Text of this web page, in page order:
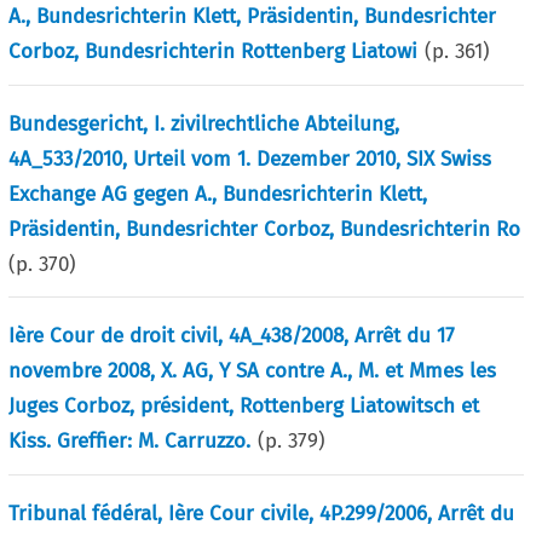
A., Bundesrichterin Klett, Präsidentin, Bundesrichter
Corboz, Bundesrichterin Rottenberg Liatowi (p.361)
Bundesgericht, I. zivilrechtliche Abteilung,
4A_533/2010, Urteil vom 1. Dezember 2010, SIX Swiss
Exchange AG gegen A., Bundesrichterin Klett,
Präsidentin, Bundesrichter Corboz, Bundesrichterin Ro
(p.370)
Ière Cour de droit civil, 4A_438/2008, Arrêt du 17
novembre 2008, X. AG, Y SA contre A., M. et Mmes les
Juges Corboz, président, Rottenberg Liatowitsch et
Kiss. Greffier: M. Carruzzo. (p.379)
Tribunal fédéral, Ière Cour civile, 4P.299/2006, Arrêt du